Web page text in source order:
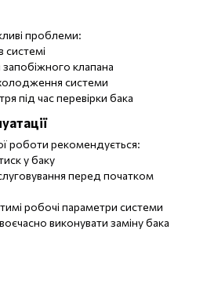
проблеми:
системі
клапана
системи
під час перевірки бака
роботи рекомендується:
у баку
перед початком
робочі параметри системи
виконувати заміну бака